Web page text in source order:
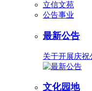
立信文苑
公告事业
最新公告
关于开展庆
文化园地